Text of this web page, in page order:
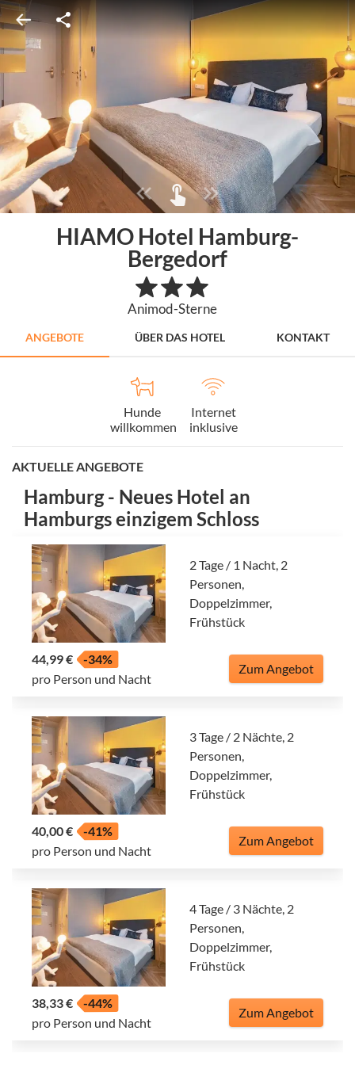
HIAMO Hotel Hamburg-
Bergedorf
Animod-Sterne
ANGEBOTE ÜBER DAS HOTEL KONTAKT
Hunde
willkommen
Internet
inklusive
AKTUELLE ANGEBOTE
Hamburg - Neues Hotel an
Hamburgs einzigem Schloss
2 Tage / 1 Nacht, 2
Personen,
Doppelzimmer,
Frühstück
44,99 €
-34%
pro Person und Nacht
Zum Angebot
3 Tage / 2 Nächte, 2
Personen,
Doppelzimmer,
Frühstück
40,00 €
-41%
pro Person und Nacht
Zum Angebot
4 Tage / 3 Nächte, 2
Personen,
Doppelzimmer,
Frühstück
38,33 €
-44%
pro Person und Nacht
Zum Angebot